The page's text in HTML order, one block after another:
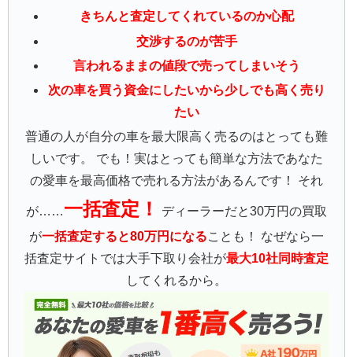
きちんと査定してくれているのか心配
交渉するのが苦手
言われるままの値段で売ってしまいそう
次の車を買う資金にしたいから少しでも高く売り
たい
普通の人が自分の車を最大限高く売るのはとっても難
しいです。 でも！実はとっても簡単な方法であなた
の愛車を最高価格で売れる方法があるんです！ それ
が……一括査定！
ディーラーだと30万円の買取
が一括査定すると80万円になることも！ なぜなら一
括査定サイトでは大手下取り会社が最大10社同時査定
してくれるから。